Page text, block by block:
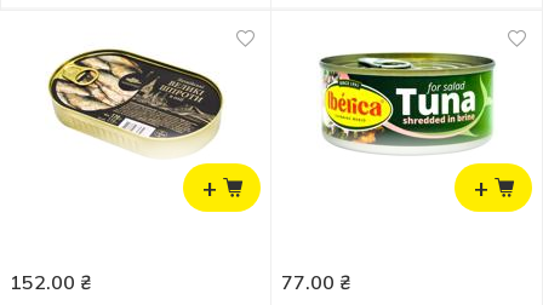
+
152.00 ₴
+
77.00 ₴